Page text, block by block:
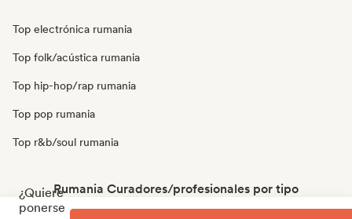
Top electrónica rumania
Top folk/acústica rumania
Top hip-hop/rap rumania
Top pop rumania
Top r&b/soul rumania
Rumania Curadores/profesionales por tipo
¿Quiere
ponerse